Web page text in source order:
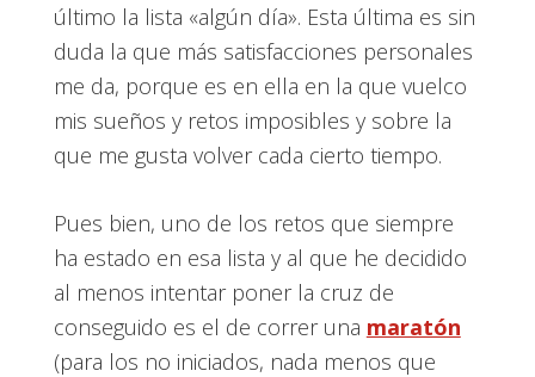
último la lista «algún día». Esta última es sin
duda la que más satisfacciones personales
me da, porque es en ella en la que vuelco
mis sueños y retos imposibles y sobre la
que me gusta volver cada cierto tiempo.
Pues bien, uno de los retos que siempre
ha estado en esa lista y al que he decidido
al menos intentar poner la cruz de
conseguido es el de correr una maratón
(para los no iniciados, nada menos que